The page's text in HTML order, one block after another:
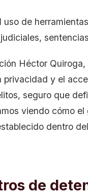
uso de
Héctor
privacidad y el
seguro que
viendo cómo
dentro
de